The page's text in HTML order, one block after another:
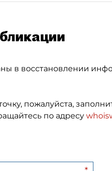
в восстановлении
пожалуйста,
по адресу